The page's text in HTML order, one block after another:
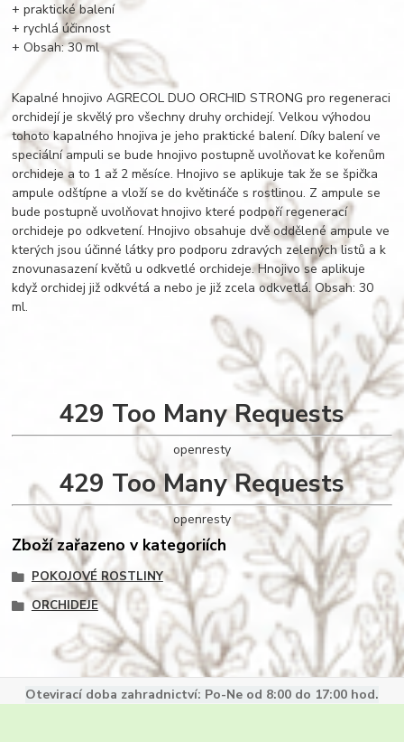
+ praktické balení
+ rychlá účinnost
+ Obsah: 30 ml
Kapalné hnojivo AGRECOL DUO ORCHID STRONG pro regeneraci
orchidejí je skvělý pro všechny druhy orchidejí. Velkou výhodou
tohoto kapalného hnojiva je jeho praktické balení. Díky balení ve
speciální ampuli se bude hnojivo postupně uvolňovat ke kořenům
orchideje a to 1 až 2 měsíce. Hnojivo se aplikuje tak že se špička
ampule odštípne a vloží se do květináče s rostlinou. Z ampule se
bude postupně uvolňovat hnojivo které podpoří regenerací
orchideje po odkvetení. Hnojivo obsahuje dvě oddělené ampule ve
kterých jsou účinné látky pro podporu zdravých zelených listů a k
znovunasazení květů u odkvetlé orchideje. Hnojivo se aplikuje
když orchidej již odkvétá a nebo je již zcela odkvetlá. Obsah: 30
ml.
429 Too Many Requests
openresty
429 Too Many Requests
openresty
Zboží zařazeno v kategoriích
POKOJOVÉ ROSTLINY
ORCHIDEJE
Otevirací doba zahradnictví: Po-Ne od 8:00 do 17:00 hod.